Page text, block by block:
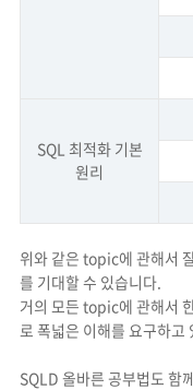
SQL 최적화 기본
원리
위와 같은 topic에 관해서
를 기대할 수 있습니다.
거의 모든 topic에 관해서
로 폭넓은 이해를 요구하고
SQLD 올바른 공부법도 함